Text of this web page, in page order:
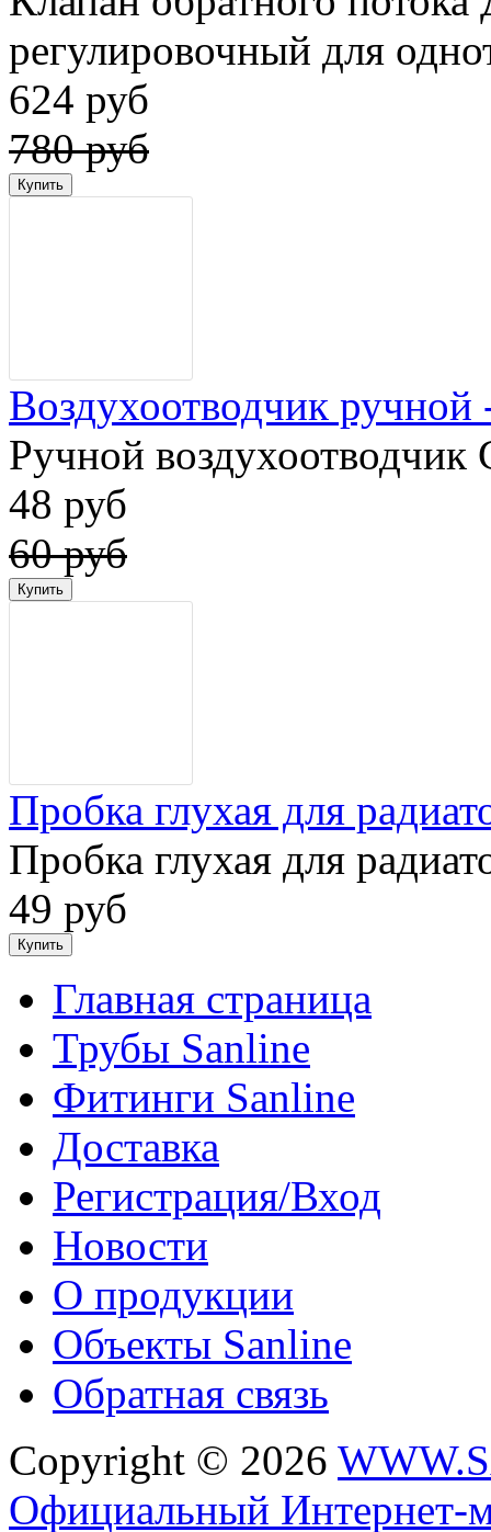
регулировочный для
624 руб
780 руб
Воздухоотводчик
Ручной
48 руб
60 руб
Пробка глухая для
Пробка глухая для
49 руб
Главная страница
Трубы Sanline
Фитинги Sanline
Доставка
Регистрация/Вход
Новости
О продукции
Объекты Sanline
Обратная связь
Copyright © 2026
Официальный Интернет-